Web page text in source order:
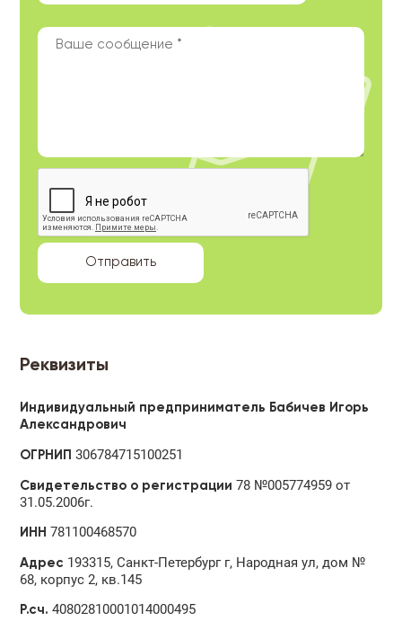
Реквизиты
Индивидуальный предприниматель Бабичев Игорь
Александрович
ОГРНИП 306784715100251
Свидетельство о регистрации 78 №005774959 от
31.05.2006г.
ИНН 781100468570
Адрес 193315, Санкт-Петербург г, Народная ул, дом №
68, корпус 2, кв.145
Р.сч. 40802810001014000495